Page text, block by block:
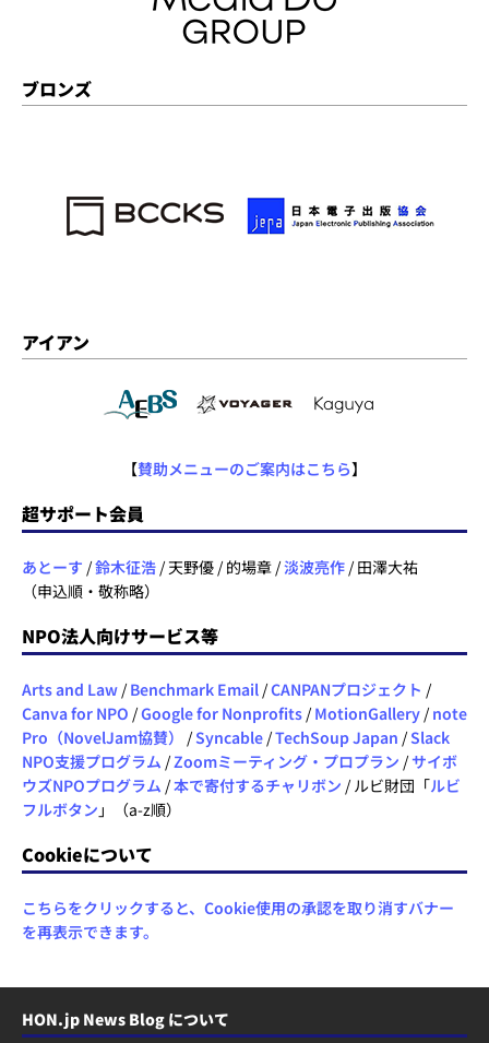
ブロンズ
アイアン
【賛助メニューのご案内はこちら】
超サポート会員
あとーす /鈴木征浩 / 天野優 / 的場章 /淡波亮作 / 田澤大祐
（申込順・敬称略）
NPO法人向けサービス等
Arts and Law / Benchmark Email /CANPANプロジェクト /
Canva for NPO /Google for Nonprofits / MotionGallery / note
Pro（NovelJam協賛）
/Syncable /TechSoup Japan /Slack
NPO支援プログラム /Zoomミーティング・プロプラン /サイボ
ウズNPOプログラム /本で寄付するチャリボン / ルビ財団「ルビ
フルボタン 」（a-z順）
Cookieについて
こちらをクリックすると、Cookie使用の承認を取り消すバナー
を再表示できます。
HON.jp News Blog について